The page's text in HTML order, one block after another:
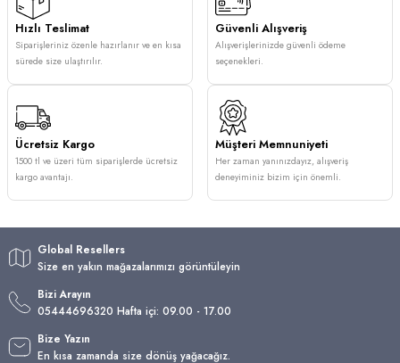
Hızlı Teslimat
Siparişleriniz özenle hazırlanır ve en kısa
sürede size ulaştırılır.
Güvenli Alışveriş
Alışverişlerinizde güvenli ödeme
seçenekleri.
Ücretsiz Kargo
1500 tl ve üzeri tüm siparişlerde ücretsiz
kargo avantajı.
Müşteri Memnuniyeti
Her zaman yanınızdayız, alışveriş
deneyiminiz bizim için önemli.
Global Resellers
Size en yakın mağazalarımızı görüntüleyin
Bizi Arayın
05444696320 Hafta içi: 09.00 - 17.00
Bize Yazın
En kısa zamanda size dönüş yağacağız.